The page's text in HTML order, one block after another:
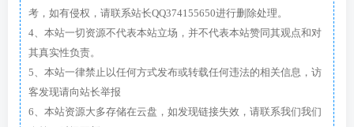
考，如有侵权，请联系站长QQ374155650进行删除处理。
4、本站一切资源不代表本站立场，并不代表本站赞同其观点和对
其真实性负责。
5、本站一律禁止以任何方式发布或转载任何违法的相关信息，访
客发现请向站长举报
6、本站资源大多存储在云盘，如发现链接失效，请联系我们我们